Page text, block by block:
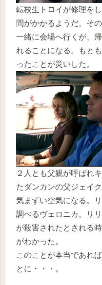
転校生トロイが修理を
間がかかるようだ。そ
一緒に会場へ行くが、
れることになる。もと
ったことが災いした。
２人とも父親が呼ばれ
たダンカンの父ジェイ
気まずい空気になる。
調べるヴェロニカ。リ
が殺害されたとされる
がわかった。
このことが本当であれ
とに・・・。